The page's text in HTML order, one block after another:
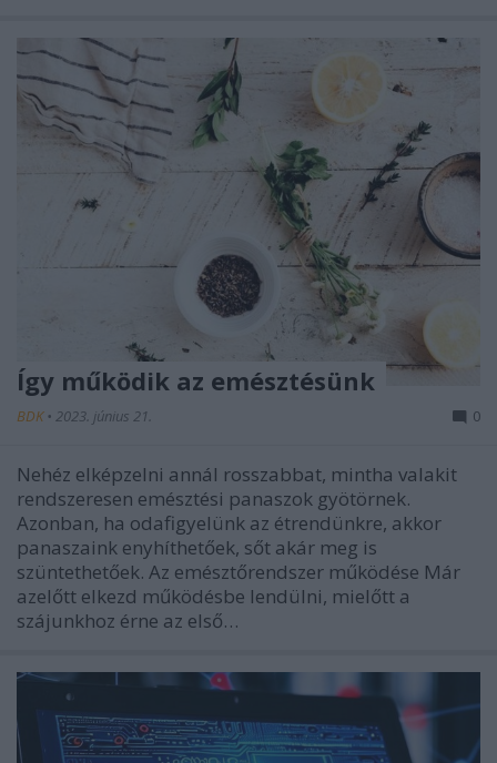
Így működik az emésztésünk
BDK • 2023. június 21. 0
Nehéz elképzelni annál rosszabbat, mintha valakit
rendszeresen emésztési panaszok gyötörnek.
Azonban, ha odafigyelünk az étrendünkre, akkor
panaszaink enyhíthetőek, sőt akár meg is
szüntethetőek. Az emésztőrendszer működése Már
azelőtt elkezd működésbe lendülni, mielőtt a
szájunkhoz érne az első…